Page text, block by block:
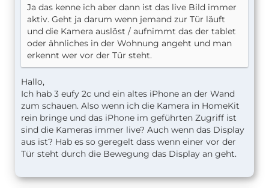
Ja das kenne ich aber dann ist das live Bild immer
aktiv. Geht ja darum wenn jemand zur Tür läuft
und die Kamera auslöst / aufnimmt das der tablet
oder ähnliches in der Wohnung angeht und man
erkennt wer vor der Tür steht.
Hallo,
Ich hab 3 eufy 2c und ein altes iPhone an der Wand
zum schauen. Also wenn ich die Kamera in HomeKit
rein bringe und das iPhone im geführten Zugriff ist
sind die Kameras immer live? Auch wenn das Display
aus ist? Hab es so geregelt dass wenn einer vor der
Tür steht durch die Bewegung das Display an geht.